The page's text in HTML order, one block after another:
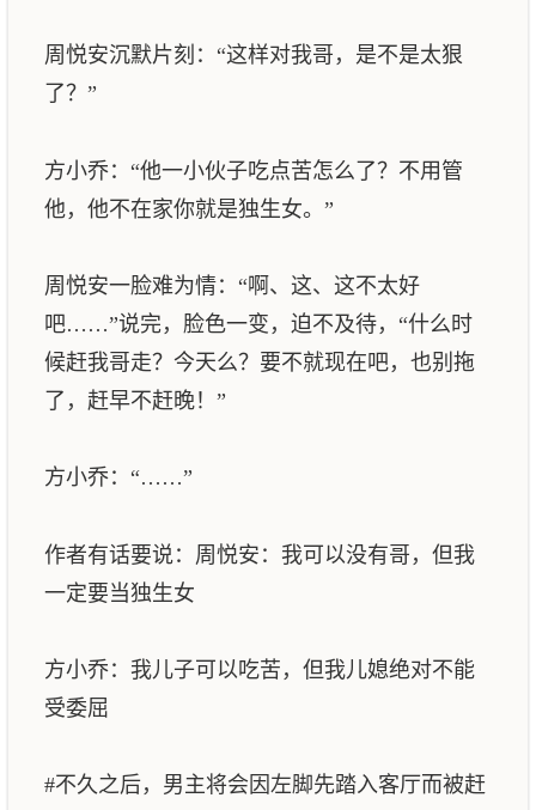
周悦安沉默片刻：“这样对我哥，是不是太狠
了？”
方小乔：“他一小伙子吃点苦怎么了？不用管
他，他不在家你就是独生女。”
周悦安一脸难为情：“啊、这、这不太好
吧……”说完，脸色一变，迫不及待，“什么时
候赶我哥走？今天么？要不就现在吧，也别拖
了，赶早不赶晚！”
方小乔：“……”
作者有话要说：周悦安：我可以没有哥，但我
一定要当独生女
方小乔：我儿子可以吃苦，但我儿媳绝对不能
受委屈
#不久之后，男主将会因左脚先踏入客厅而被赶